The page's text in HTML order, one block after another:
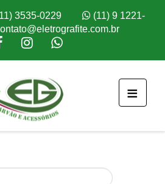
3535-0229
(11) 9 1221-
≡